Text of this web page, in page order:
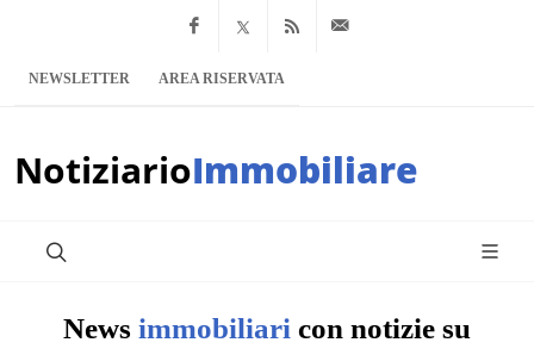
Facebook
x.com Feed RSS
NEWSLETTER AREA RISERVATA
NotiziarioImmobiliare
News immobiliari con notizie su